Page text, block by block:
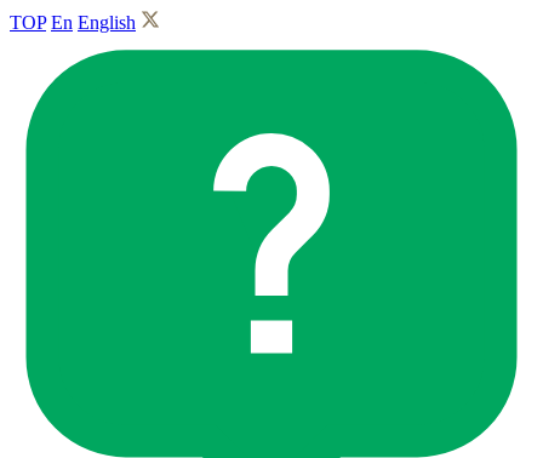
TOP En English